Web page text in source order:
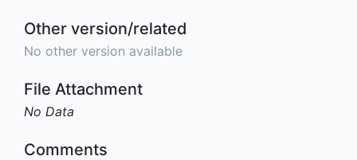
Other version/related
No other version available
File Attachment
No Data
Comments